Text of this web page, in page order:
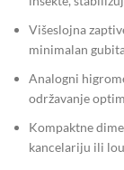
Višeslojna
minimalan
Analogni
održavanje
Kompaktne
kancelariju ili